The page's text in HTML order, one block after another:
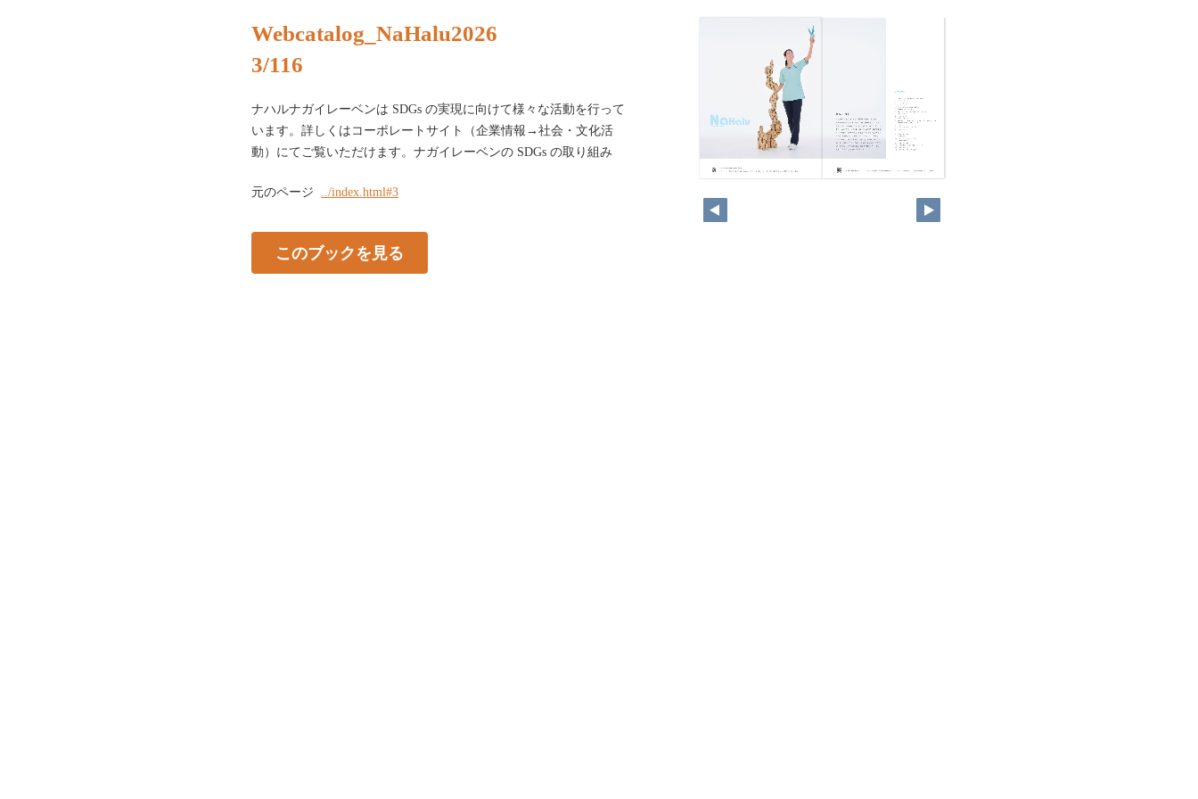
Webcatalog_NaHalu2026
3/116
ナハルナガイレーベンは SDGs の実現に向けて様々な活動を行って
います。詳しくはコーポレートサイト（企業情報→社会・文化活
動）にてご覧いただけます。ナガイレーベンの SDGs の取り組み
元のページ ../index.html#3
このブックを見る